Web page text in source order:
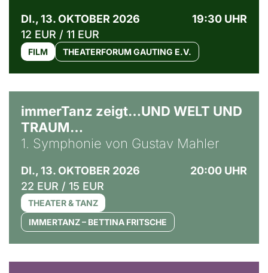
DI., 13. OKTOBER 2026
19:30 UHR
12 EUR / 11 EUR
FILM THEATERFORUM GAUTING E.V.
immerTanz zeigt…UND WELT UND
TRAUM…
1. Symphonie von Gustav Mahler
DI., 13. OKTOBER 2026
20:00 UHR
22 EUR / 15 EUR
THEATER & TANZ
IMMERTANZ – BETTINA FRITSCHE